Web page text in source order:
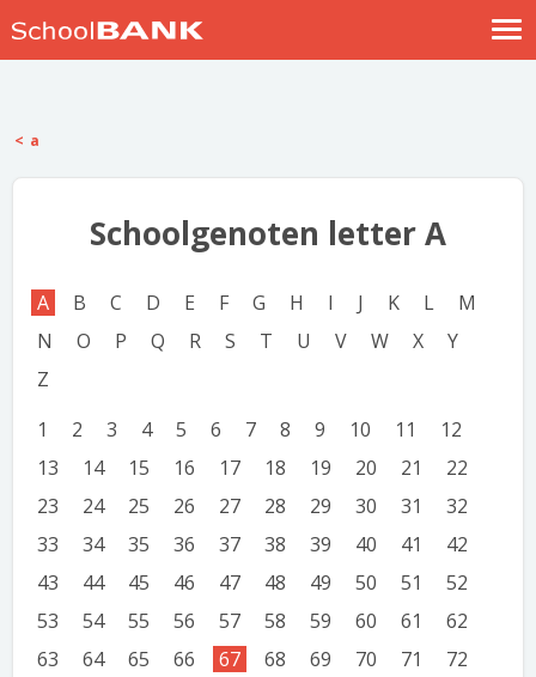
Help
a
Schoolgenoten letter A
A B C D E F G H I J K L
M
N
O P Q R S T U V W X
Y
Z
1
2 3 4 5 6 7 8 9 10 11
12
13
14 15 16 17 18 19 20 21
22
23
24 25 26 27 28 29 30 31
32
33
34 35 36 37 38 39 40 41
42
43
44 45 46 47 48 49 50 51
52
53
54 55 56 57 58 59 60 61
62
63
64 65 66 67 68 69 70 71
72